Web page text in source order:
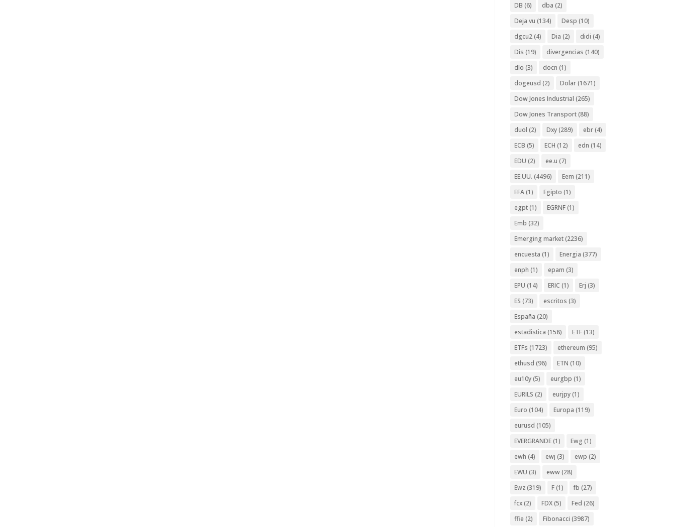
DB (6) dba (2)
Deja vu (134) Desp (10)
dgcu2 (4) Dia (2) didi (4)
Dis (19) divergencias (140)
dlo (3) docn (1)
dogeusd (2) Dolar (1671)
Dow Jones Industrial (265)
Dow Jones Transport (88)
duol (2) Dxy (289) ebr (4)
ECB (5) ECH (12) edn (14)
EDU (2) ee.u (7)
EE.UU. (4496) Eem (211)
EFA (1) Egipto (1)
egpt (1) EGRNF (1)
Emb (32)
Emerging market (2236)
encuesta (1) Energia (377)
enph (1) epam (3)
EPU (14) ERIC (1) Erj (3)
ES (73) escritos (3)
España (20)
estadistica (158) ETF (13)
ETFs (1723) ethereum (95)
ethusd (96) ETN (10)
eu10y (5) eurgbp (1)
EURILS (2) eurjpy (1)
Euro (104) Europa (119)
eurusd (105)
EVERGRANDE (1) Ewg (1)
ewh (4) ewj (3) ewp (2)
EWU (3) eww (28)
Ewz (319) F (1) fb (27)
fcx (2) FDX (5) Fed (26)
ffie (2) Fibonacci (3987)